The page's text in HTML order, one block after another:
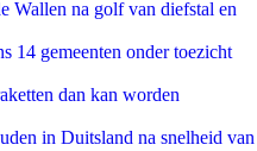
Wallen na golf van diefstal en
14 gemeenten onder toezicht
dan kan worden
in Duitsland na snelheid van